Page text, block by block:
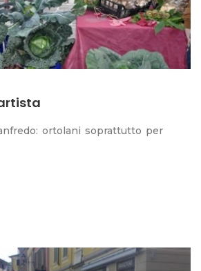
ortolani soprattutto per